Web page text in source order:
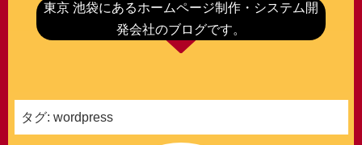
東京 池袋にあるホームページ制作・システム開
発会社のブログです。
タグ: wordpress